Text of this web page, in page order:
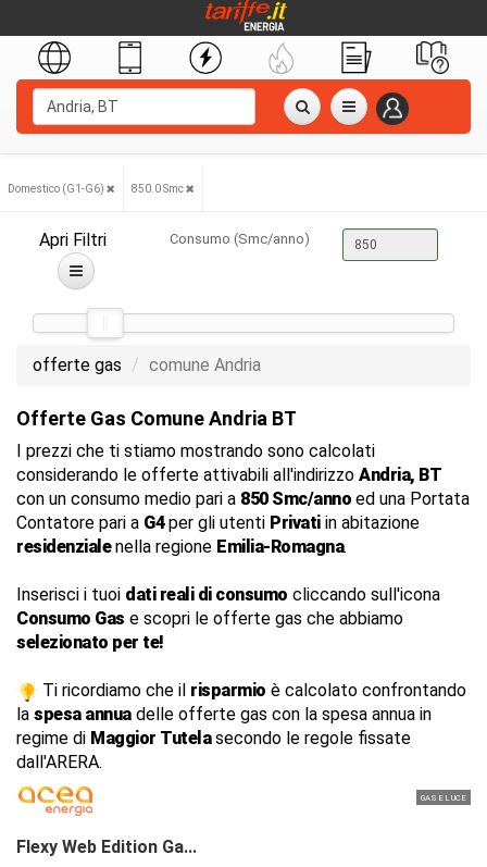
Domestico (G1-G6) 850.0 Smc
Apri Filtri Consumo (Smc/anno)
offerte gas comune Andria
Offerte Gas Comune Andria BT
I prezzi che ti stiamo mostrando sono calcolati
considerando le offerte attivabili all'indirizzo Andria, BT
con un consumo medio pari a 850 Smc/anno ed una Portata
Contatore pari a G4per gli utenti Privatiin abitazione
residenzialenella regione Emilia-Romagna.
Inserisci i tuoi dati reali di consumo cliccando sull'icona
Consumo Gas e scopri le offerte gas che abbiamo
selezionato per te!
Ti ricordiamo che il risparmio è calcolato confrontando
la spesa annuadelle offerte gas con la spesa annua in
regime di Maggior Tutelasecondo le regole fissate
dall'ARERA.
GAS E LUCE
Flexy Web Edition Ga...